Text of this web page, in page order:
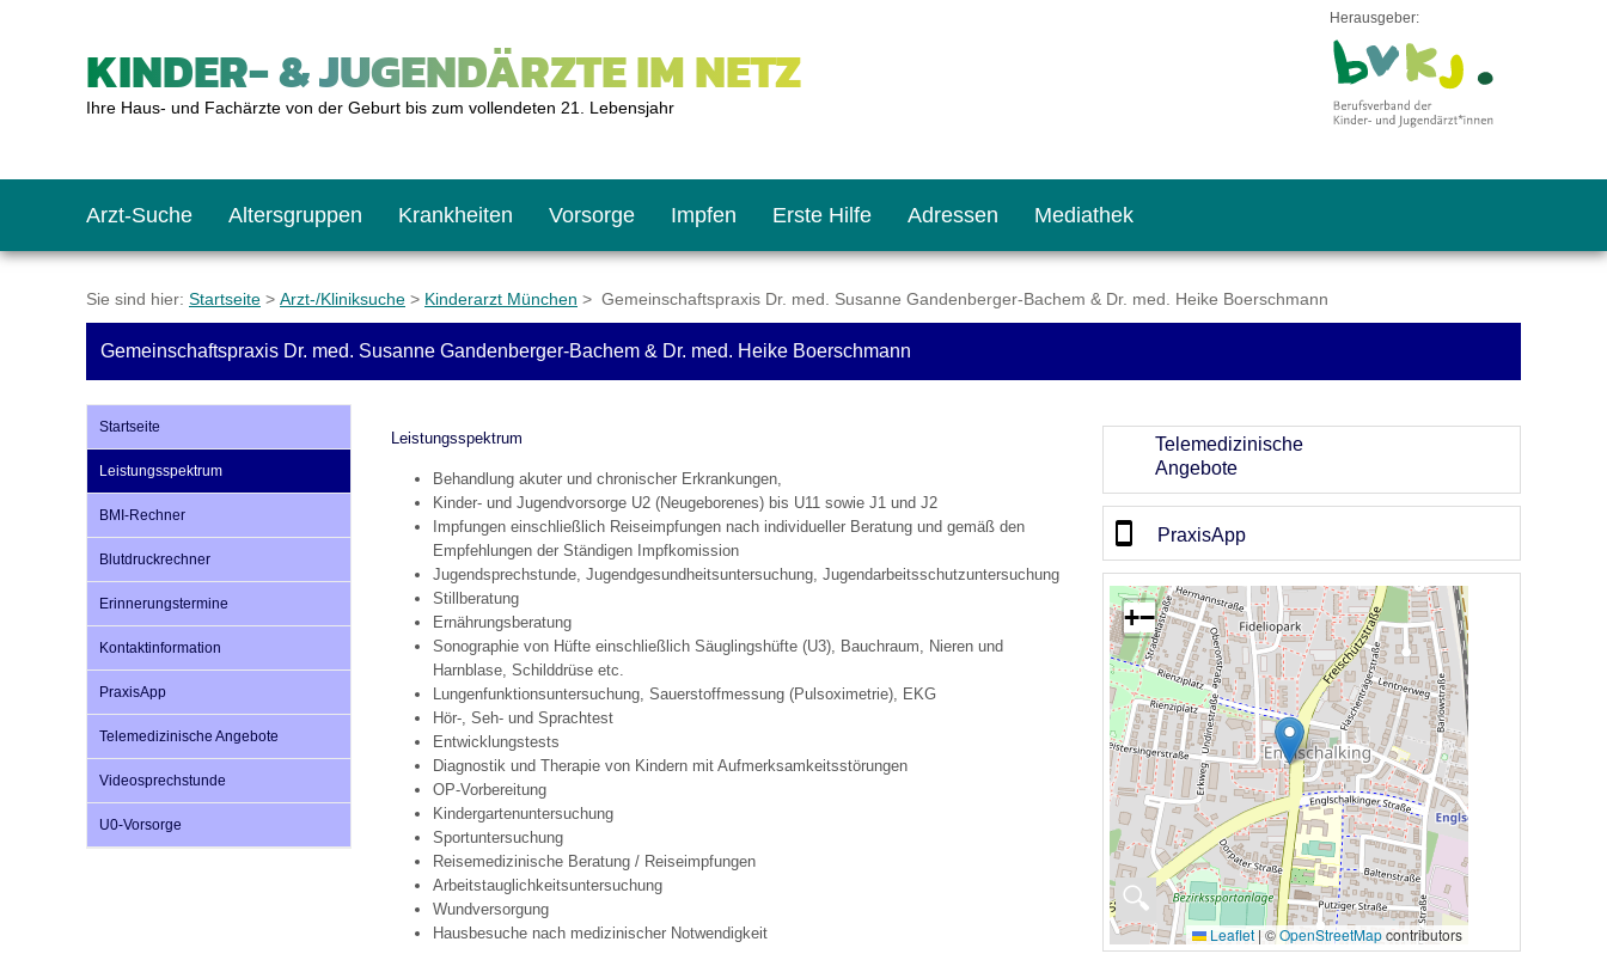
KINDER- & JUGENDÄRZTE IM NETZ
Ihre Haus- und Fachärzte von der Geburt bis zum vollendeten 21. Lebensjahr
Herausgeber:
Arzt-Suche Altersgruppen
Das erste Jahr
Schulkinder
Jugendliche
Krankheiten Vorsorge
Baby: U1 bis U6
Schulkind: U10 bis U11
Teenager: J1 bis J2
Impfen
Impfkalender
Was muss man beachten?
Impfreaktionen
Impfsicherheit
Häufige Fragen
Recht auf Impfung
Vorsorge- und Impferinnerung
Erste Hilfe
Notrufnummern
Hausapotheke
Sofortmaßnahmen
Notdienste
Adressen
Notdienste
Gesundheitsämter
Link-Tipps
Mediathek
BMI-Rechner
Blutdruckrechner
Wachstum-Rechner
Empfehlungen zum Bildschirmmediengebrauch
Hörlexikon
Material zu den Vorsorgen
Entwicklungskalender
Broschüren und Informationsflyer
Sie sind hier: Startseite > Arzt-/Kliniksuche > Kinderarzt München > Gemeinschaftspraxis Dr. med. Susanne Gandenberger-Bachem & Dr. med. Heike Boerschmann
Gemeinschaftspraxis Dr. med. Susanne Gandenberger-Bachem & Dr. med. Heike Boerschmann
Startseite
Leistungsspektrum
BMI-Rechner
Blutdruckrechner
Erinnerungstermine
Kontaktinformation
PraxisApp
Telemedizinische Angebote
Videosprechstunde
U0-Vorsorge
Leistungsspektrum
Behandlung akuter und chronischer Erkrankungen,
Kinder- und Jugendvorsorge U2 (Neugeborenes) bis U11 sowie J1 und J2
Impfungen einschließlich Reiseimpfungen nach individueller Beratung und gemäß den
Empfehlungen der Ständigen Impfkomission
Jugendsprechstunde, Jugendgesundheitsuntersuchung, Jugendarbeitsschutzuntersuchung
Stillberatung
Ernährungsberatung
Sonographie von Hüfte einschließlich Säuglingshüfte (U3), Bauchraum, Nieren und
Harnblase, Schilddrüse etc.
Lungenfunktionsuntersuchung, Sauerstoffmessung (Pulsoximetrie), EKG
Hör-, Seh- und Sprachtest
Entwicklungstests
Diagnostik und Therapie von Kindern mit Aufmerksamkeitsstörungen
OP-Vorbereitung
Kindergartenuntersuchung
Sportuntersuchung
Reisemedizinische Beratung / Reiseimpfungen
Arbeitstauglichkeitsuntersuchung
Wundversorgung
Hausbesuche nach medizinischer Notwendigkeit
Telemedizinische
Angebote
PraxisApp
🔍
+−
Leaflet | ©OpenStreetMapcontributors